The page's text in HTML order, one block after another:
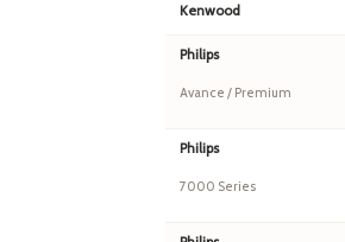
Kenwood
Philips
Avance / Premium
Philips
7000 Series